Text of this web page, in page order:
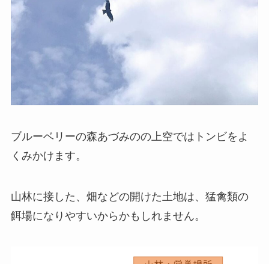
ブルーベリーの森あづみのの上空ではトンビをよ
くみかけます。
山林に接した、畑などの開けた土地は、猛禽類の
餌場になりやすいからかもしれません。